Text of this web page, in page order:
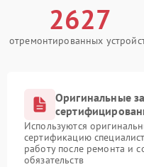
2627
отремонтированных
Оригинальные
Используются
сертификацию
работу после ремонта и
обязательств